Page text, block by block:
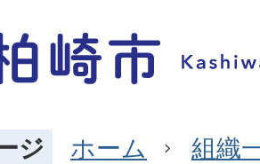
ジ ホーム 組織